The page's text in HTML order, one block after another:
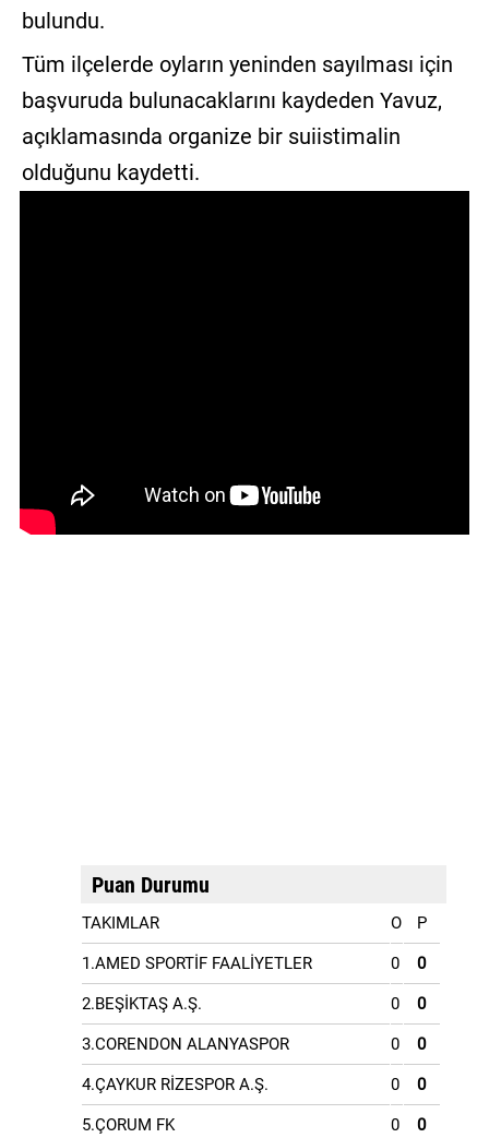
İletişim
Gizlilik
Sözleşmesi
Kullanıcı
Sözleşmesi
bulundu.
Tüm ilçelerde oyların yeninden sayılması için
başvuruda bulunacaklarını kaydeden Yavuz,
açıklamasında organize bir suiistimalin
olduğunu kaydetti.
Puan Durumu
TAKIMLAR O P
1.AMED SPORTİF FAALİYETLER 0 0
2.BEŞİKTAŞ A.Ş. 0 0
3.CORENDON ALANYASPOR 0 0
4.ÇAYKUR RİZESPOR A.Ş. 0 0
5.ÇORUM FK 0 0